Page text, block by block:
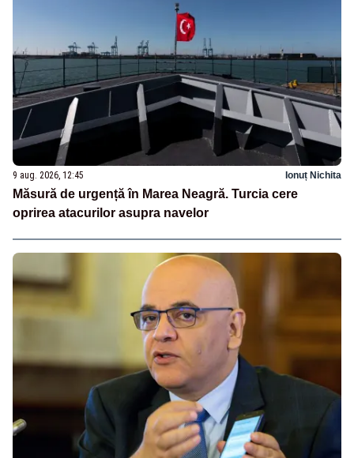
9 aug. 2026, 12:45 Ionuț Nichita
Măsură de urgență în Marea Neagră. Turcia cere
oprirea atacurilor asupra navelor